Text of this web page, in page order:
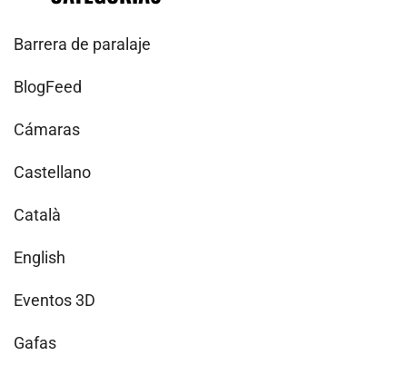
Barrera de paralaje
BlogFeed
Cámaras
Castellano
Català
English
Eventos 3D
Gafas